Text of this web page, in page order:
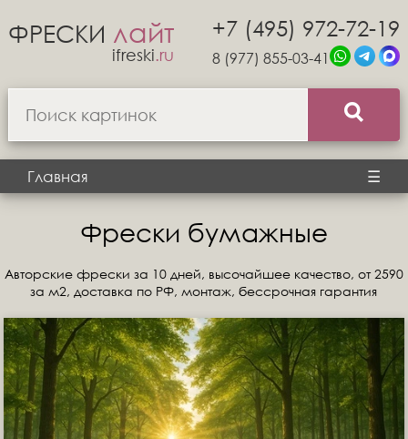
ФРЕСКИ лайт
ifreski.ru
+7 (495) 972-72-19
8 (977) 855-03-41
Главная ☰
Фрески бумажные
Авторские фрески за 10 дней, высочайшее качество, от 2590
за м2, доставка по РФ, монтаж, бессрочная гарантия